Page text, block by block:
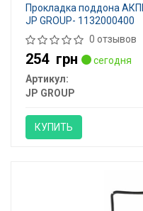
Прокладка поддона
JP GROUP- 1132000400
0 отзывов
254 грн
сегодня
Артикул:
JP GROUP
КУПИТЬ